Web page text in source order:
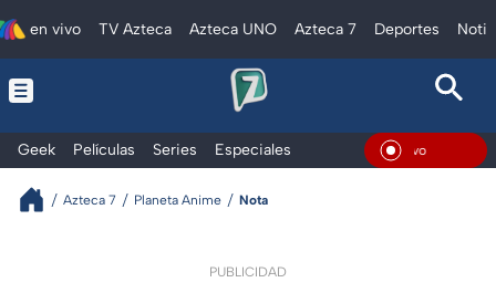
en vivo TV Azteca Azteca UNO Azteca 7 Deportes
Geek Películas Series Especiales En
Azteca 7 Planeta Anime Nota
PUBLICIDAD